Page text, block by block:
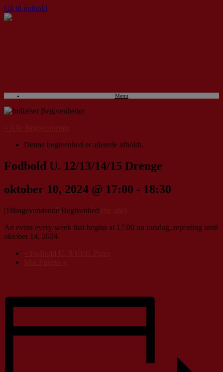
Gå til indhold
Menu
Denne begivenhed er allerede afholdt.
Fodbold U. 12/13/14/15 Drenge
oktober 10, 2024 @ 17:00 - 18:30
|Tilbagevendende Begivenhed
An event every week that begins at 17:00 on torsdag, repeating until
oktober 14, 2024